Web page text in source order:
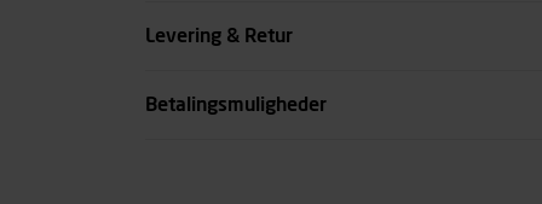
Levering & Retur
Betalingsmuligheder